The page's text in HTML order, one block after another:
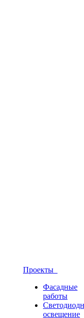
Проекты
Фасадные
работы
освещение